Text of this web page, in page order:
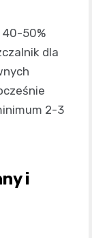
50%
dla
2-3
i